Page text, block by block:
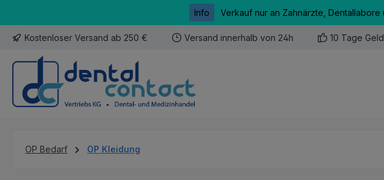
Info Verkauf nur an Zahnärzte,
Kostenloser Versand ab 250 € Versand innerhalb von 24h 10 Tage
OP Bedarf OP Kleidung